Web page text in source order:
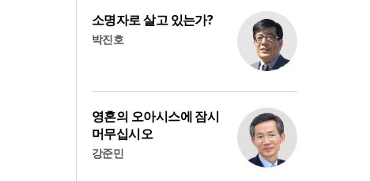
소명자로 살고 있는가?
박진호
영혼의 오아시스에 잠시
머무십시오
강준민